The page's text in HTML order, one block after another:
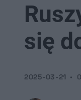
się
2025-03-21